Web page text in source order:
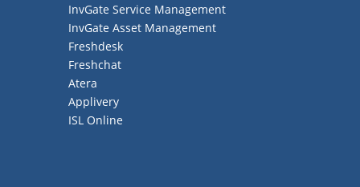
InvGate Service Management
InvGate Asset Management
Freshdesk
Freshchat
Atera
Applivery
ISL Online